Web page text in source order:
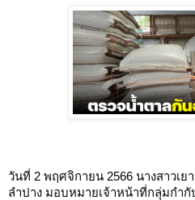
วันที่ 2 พฤศจิกายน 2566 นางสาวเ
ลำปาง มอบหมายเจ้าหน้าที่กลุ่มกำ